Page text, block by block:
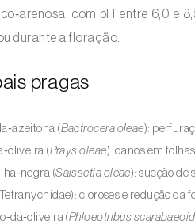
com pH entre 6,0 e
durante a floração.
pragas
(Bactrocera oleae):
(Prays oleae): danos em
(Saissetia oleae): sucção de
cloroses e redução da
(Phloeotribus